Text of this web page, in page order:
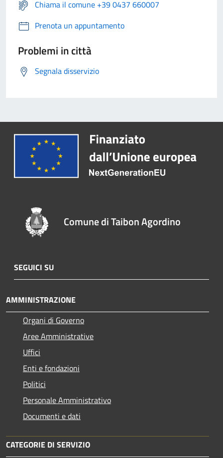
Chiama il comune +39 0437 660007
Prenota un appuntamento
Problemi in città
Segnala disservizio
Comune di Taibon Agordino
SEGUICI SU
AMMINISTRAZIONE
Organi di Governo
Aree Amministrative
Uffici
Enti e fondazioni
Politici
Personale Amministrativo
Documenti e dati
CATEGORIE DI SERVIZIO